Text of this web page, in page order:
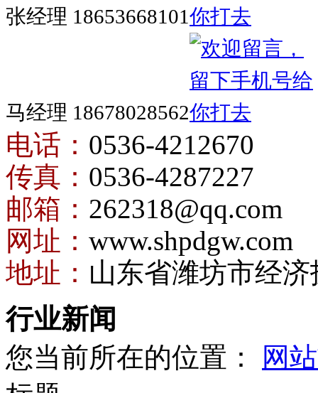
张经理 18653668101
马经理 18678028562
电话： 0536-4212670
传真： 0536-4287227
邮箱： 262318@qq.com
网址： www.shpdgw.com
地址： 山东省潍坊市经
行业新闻
您当前所在的位置：
网